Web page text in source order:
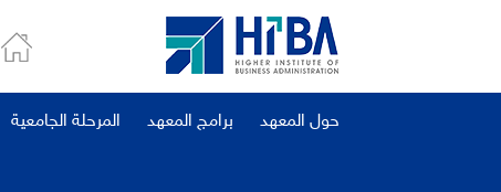
حول المعهد برامج المعهد المرحلة الجامعية